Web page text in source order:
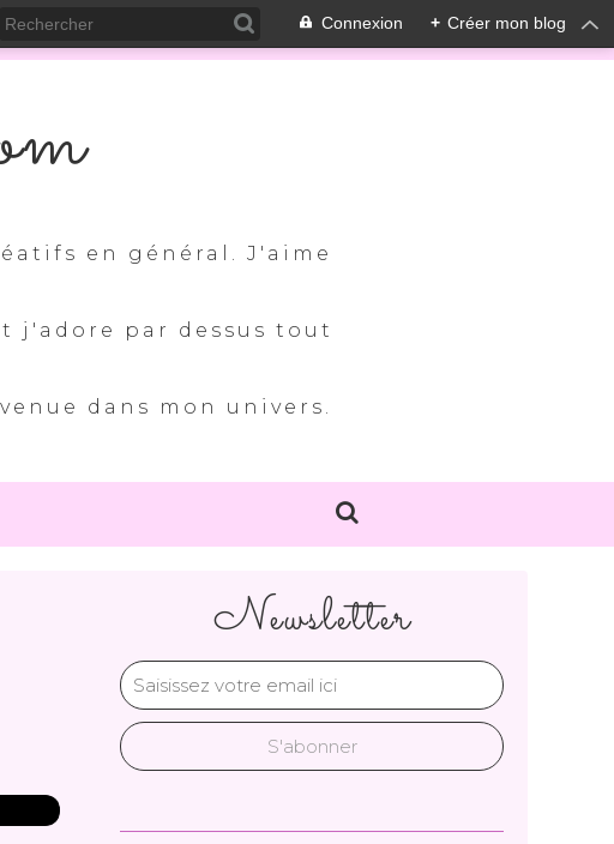
Connexion + Créer mon blog
en général. J'aime
j'adore par dessus tout
dans mon univers.
Newsletter